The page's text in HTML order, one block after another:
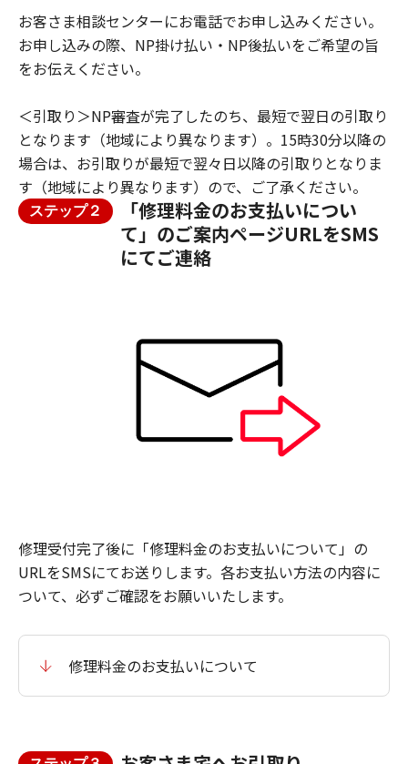
お客さま相談センターにお電話でお申し込みください。
お申し込みの際、NP掛け払い・NP後払いをご希望の旨
をお伝えください。
＜引取り＞NP審査が完了したのち、最短で翌日の引取り
となります（地域により異なります）。15時30分以降の
場合は、お引取りが最短で翌々日以降の引取りとなりま
す（地域により異なります）ので、ご了承ください。
ステップ２
「修理料金のお支払いについ
て」のご案内ページURLをSMS
にてご連絡
修理受付完了後に「修理料金のお支払いについて」の
URLをSMSにてお送りします。各お支払い方法の内容に
ついて、必ずご確認をお願いいたします。
修理料金のお支払いについて